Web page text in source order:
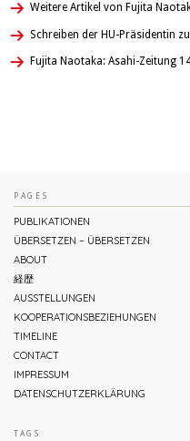
Weitere Artikel von Fujita
Schreiben der HU-Präsidentin
Fujita Naotaka: Asahi-Zeitung
PAGES
PUBLIKATIONEN
ÜBERSETZEN – ÜBERSETZEN
ABOUT
経歴
AUSSTELLUNGEN
KOOPERATIONSBEZIEHUNGEN
TIMELINE
CONTACT
IMPRESSUM
DATENSCHUTZERKLÄRUNG
TAGS